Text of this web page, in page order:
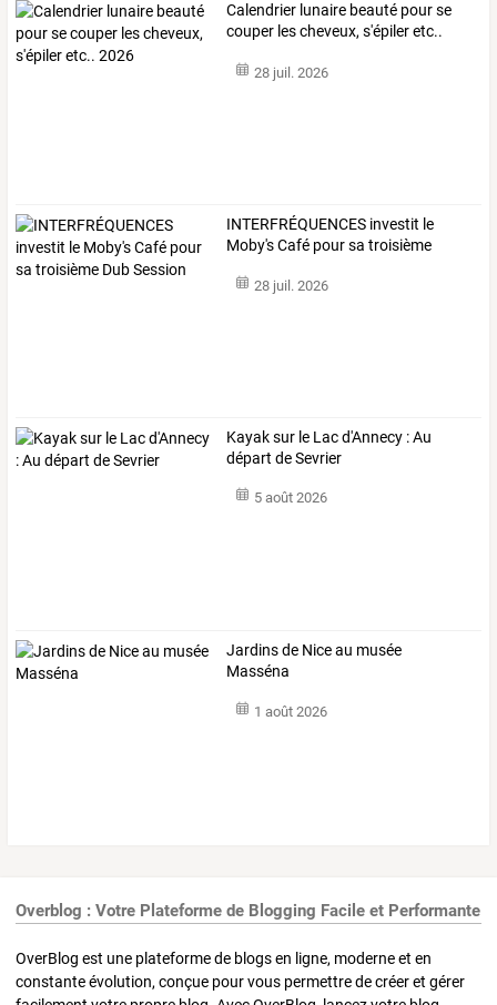
Calendrier lunaire beauté pour se
couper les cheveux, s'épiler etc..
28 juil. 2026
INTERFRÉQUENCES investit le
Moby'sCafé poursa troisième
28 juil. 2026
Kayak sur le Lac d'Annecy : Au
départ de Sevrier
5 août 2026
Jardins de Nice au musée
Masséna
1 août 2026
Overblog : Votre Plateforme de Blogging Facile et Performante
OverBlog est une plateforme de blogs en ligne, moderne et en
constante évolution, conçue pour vous permettre de créer et gérer